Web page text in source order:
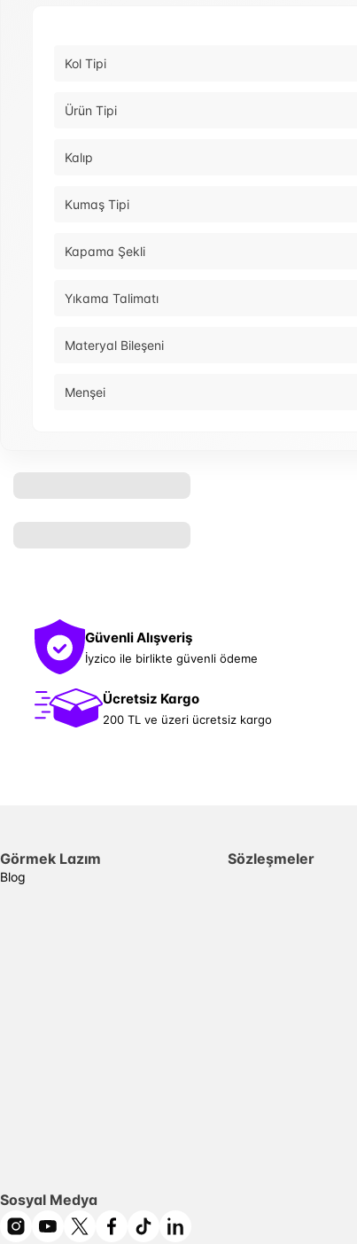
Kol Tipi
Ürün Tipi
Kalıp
Kumaş Tipi
Kapama Şekli
Yıkama Talimatı
Materyal Bileşeni
Menşei
Güvenli Alışveriş
İyzico ile birlikte güvenli ödeme
Ücretsiz Kargo
200 TL ve üzeri ücretsiz kargo
Görmek Lazım
Blog
Sözleşmeler
Sosyal Medya